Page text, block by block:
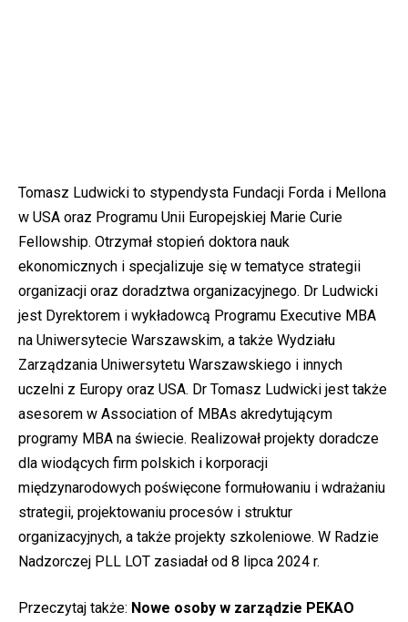
Tomasz Ludwicki to stypendysta Fundacji Forda i Mellona
w USA oraz Programu Unii Europejskiej Marie Curie
Fellowship. Otrzymał stopień doktora nauk
ekonomicznych i specjalizuje się w tematyce strategii
organizacji oraz doradztwa organizacyjnego. Dr Ludwicki
jest Dyrektorem i wykładowcą Programu Executive MBA
na Uniwersytecie Warszawskim, a także Wydziału
Zarządzania Uniwersytetu Warszawskiego i innych
uczelni z Europy oraz USA. Dr Tomasz Ludwicki jest także
asesorem w Association of MBAs akredytującym
programy MBA na świecie. Realizował projekty doradcze
dla wiodących firm polskich i korporacji
międzynarodowych poświęcone formułowaniu i wdrażaniu
strategii, projektowaniu procesów i struktur
organizacyjnych, a także projekty szkoleniowe. W Radzie
Nadzorczej PLL LOT zasiadał od 8 lipca 2024 r.
Przeczytaj także: Nowe osoby w zarządzie PEKAO